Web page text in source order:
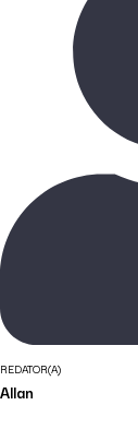
REDATOR(A)
Allan